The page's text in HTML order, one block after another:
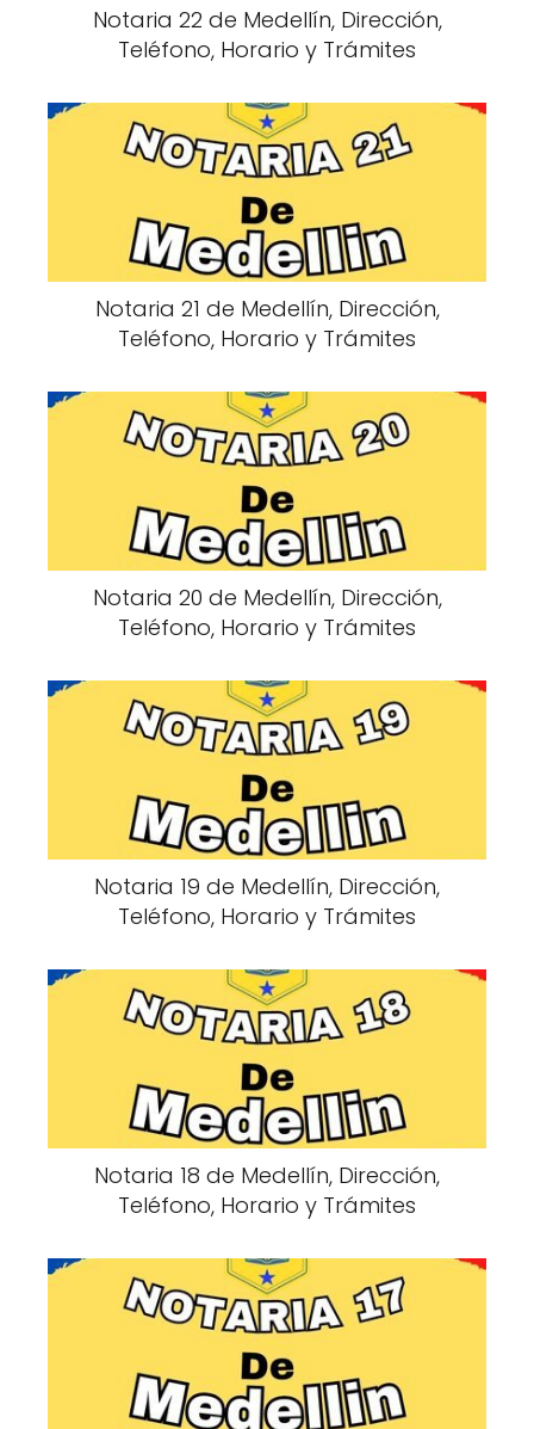
Notaria 22 de Medellín, Dirección,
Teléfono, Horario y Trámites
Notaria 21 de Medellín, Dirección,
Teléfono, Horario y Trámites
Notaria 20 de Medellín, Dirección,
Teléfono, Horario y Trámites
Notaria 19 de Medellín, Dirección,
Teléfono, Horario y Trámites
Notaria 18 de Medellín, Dirección,
Teléfono, Horario y Trámites